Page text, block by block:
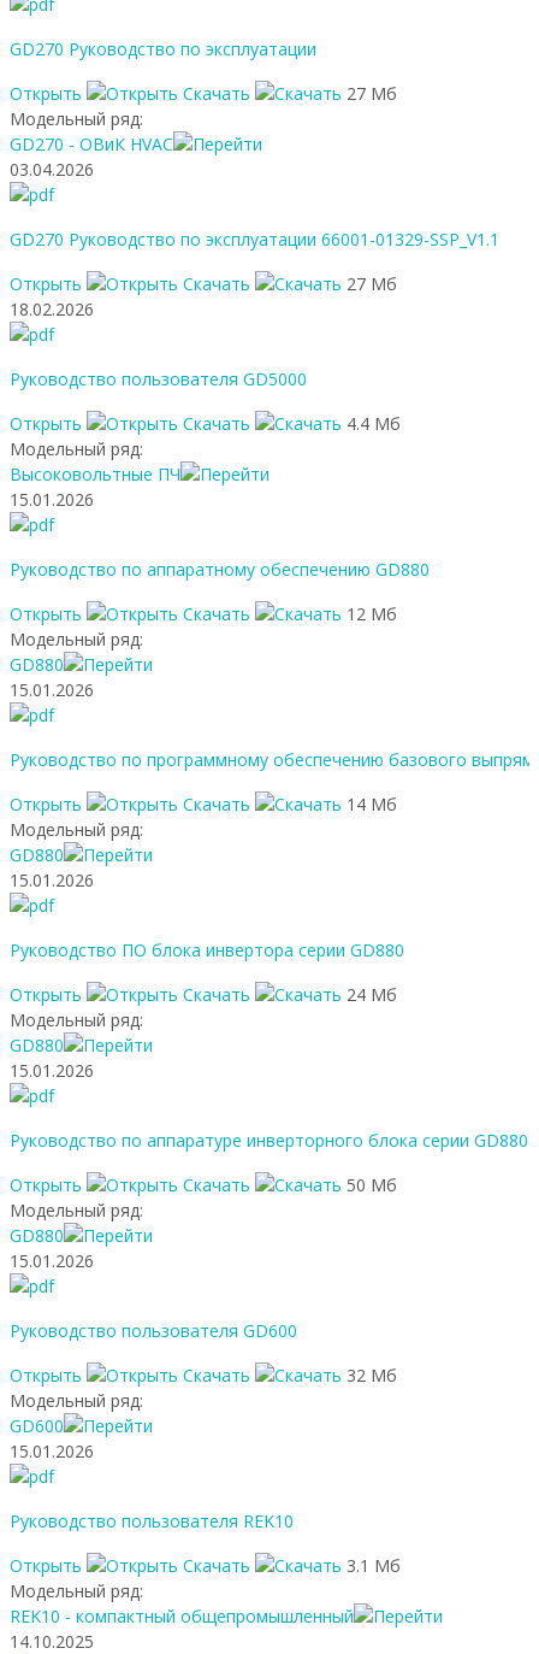
GD270 Руководство по эксплуатации
Открыть
Скачать
27 Мб
Модельный ряд:
GD270 - ОВиК HVAC
03.04.2026
GD270 Руководство по эксплуатации 66001-01329-SSP_V1.1
Открыть
Скачать
27 Мб
18.02.2026
Руководство пользователя GD5000
Открыть
Скачать
4.4 Мб
Модельный ряд:
Высоковольтные ПЧ
15.01.2026
Руководство по аппаратному обеспечению GD880
Открыть
Скачать
12 Мб
Модельный ряд:
GD880
15.01.2026
Руководство по программному обеспечению базового
Открыть
Скачать
14 Мб
Модельный ряд:
GD880
15.01.2026
Руководство ПО блока инвертора серии GD880
Открыть
Скачать
24 Мб
Модельный ряд:
GD880
15.01.2026
Руководство по аппаратуре инверторного блока серии GD880
Открыть
Скачать
50 Мб
Модельный ряд:
GD880
15.01.2026
Руководство пользователя GD600
Открыть
Скачать
32 Мб
Модельный ряд:
GD600
15.01.2026
Руководство пользователя REK10
Открыть
Скачать
3.1 Мб
Модельный ряд:
REK10 - компактный общепромышленный
14.10.2025